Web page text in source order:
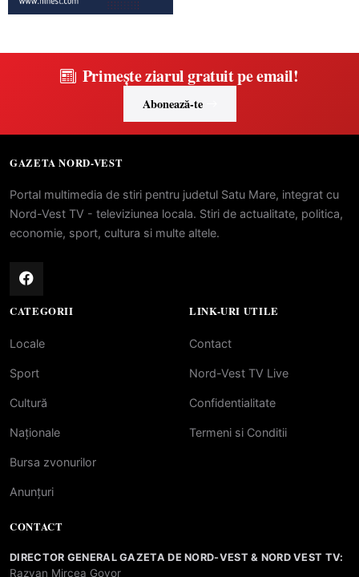
Primește ziarul gratuit pe email!
Abonează-te
GAZETA NORD-VEST
Portal multimedia de stiri pentru judetul Satu Mare, integrat cu
Nord-Vest TV - televiziunea locala. Stiri de actualitate, politica,
economie, sport, cultura si multe altele.
CATEGORII
Locale
Sport
Cultură
Naționale
Bursa zvonurilor
Anunțuri
LINK-URI UTILE
Contact
Nord-Vest TV Live
Confidentialitate
Termeni si Conditii
CONTACT
DIRECTOR GENERAL GAZETA DE NORD-VEST & NORD VEST TV:
Razvan Mircea Govor